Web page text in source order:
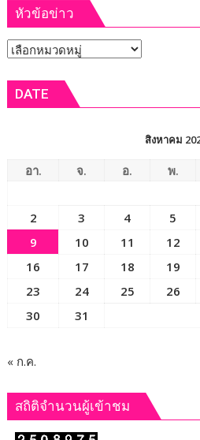
หัวข้อข่าว
หัวข้อ
DATE
สิงหาคม
อา. จ. อ. พ.
2
3 4 5
9
10 11 12
16
17 18 19
23
24 25 26
30
31
« ก.ค.
สถิติจำนวนผู้เข้าชม